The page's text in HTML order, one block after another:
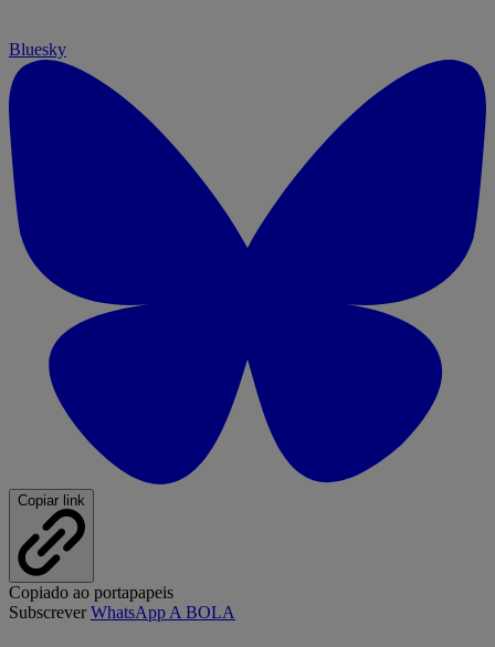
Bluesky
Copiar link
Copiado ao portapapeis
SubscreverWhatsApp A BOLA